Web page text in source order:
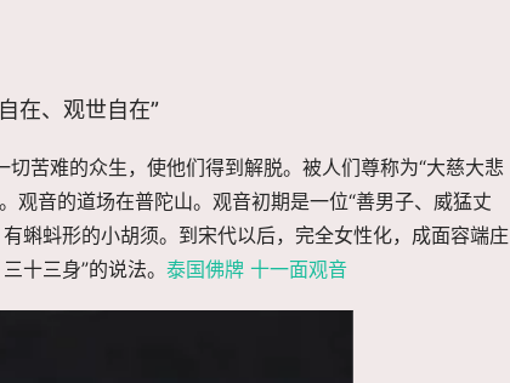
在、观世自在”
苦难的众生，使他们得到解脱。被人们尊称为“大慈大悲
观音的道场在普陀山。观音初期是一位“善男子、威猛丈
蝌蚪形的小胡须。到宋代以后，完全女性化，成面容端庄
十三身”的说法。 泰国佛牌 十一面观音